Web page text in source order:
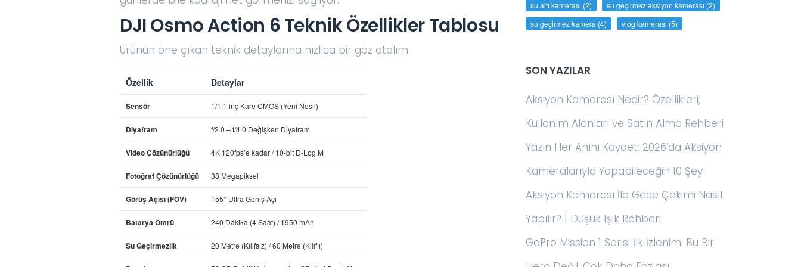
DJI Osmo Action 6 Teknik Özellikler Tablosu
Ürünün öne çıkan teknik detaylarına hızlıca bir göz atalım:
Özellik Detaylar
Sensör 1/1.1 inç Kare CMOS (Yeni Nesil)
Diyafram f/2.0 – f/4.0 Değişken Diyafram
Video Çözünürlüğü 4K 120fps’e kadar / 10-bit D-Log M
Fotoğraf Çözünürlüğü 38 Megapiksel
Görüş Açısı (FOV) 155° Ultra Geniş Açı
Batarya Ömrü 240 Dakika (4 Saat) / 1950 mAh
Su Geçirmezlik 20 Metre (Kılıfsız) / 60 Metre (Kılıflı)
su altı kamerası (2) su geçirmez aksiyon kamerası (2)
su geçirmez kamera (4) vlog kamerası (5)
SON YAZILAR
Aksiyon Kamerası Nedir? Özellikleri,
Kullanım Alanları ve Satın Alma Rehberi
Yazın Her Anını Kaydet: 2026’da Aksiyon
Kameralarıyla Yapabileceğin 10 Şey
Aksiyon Kamerası İle Gece Çekimi Nasıl
Yapılır? | Düşük Işık Rehberi
GoPro Mission 1 Serisi İlk İzlenim: Bu Bir